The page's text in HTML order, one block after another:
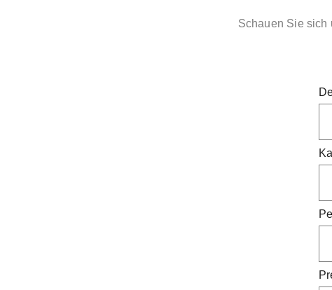
Schauen Sie sich